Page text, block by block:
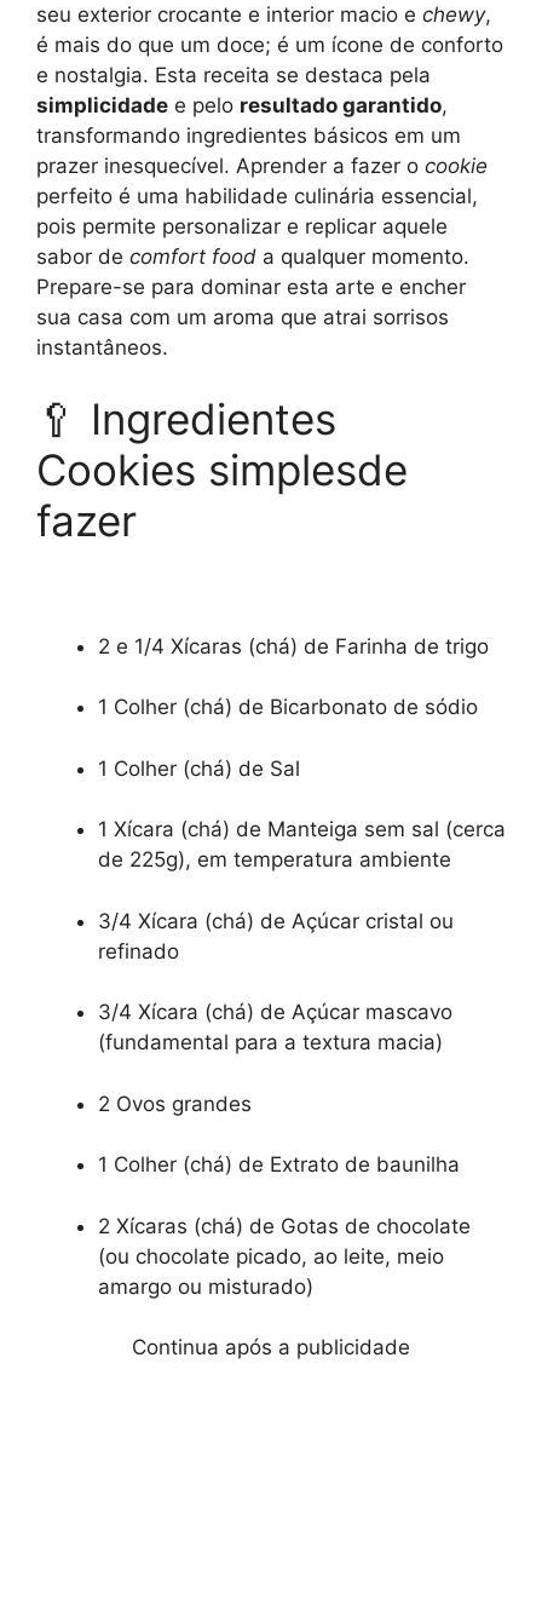
seu exterior crocante e interior macio e chewy,
é mais do que um doce; é um ícone de conforto
e nostalgia. Esta receita se destaca pela
simplicidade e pelo resultado garantido,
transformando ingredientes básicos em um
prazer inesquecível. Aprender a fazer o cookie
perfeito é uma habilidade culinária essencial,
pois permite personalizar e replicar aquele
sabor de comfort food a qualquer momento.
Prepare-se para dominar esta arte e encher
sua casa com um aroma que atrai sorrisos
instantâneos.
🥄 Ingredientes
Cookies simplesde
fazer
2 e 1/4 Xícaras (chá) de Farinha de trigo
1 Colher (chá) de Bicarbonato de sódio
1 Colher (chá) de Sal
1 Xícara (chá) de Manteiga sem sal (cerca
de 225g), em temperatura ambiente
3/4 Xícara (chá) de Açúcar cristal ou
refinado
3/4 Xícara (chá) de Açúcar mascavo
(fundamental para a textura macia)
2 Ovos grandes
1 Colher (chá) de Extrato de baunilha
2 Xícaras (chá) de Gotas de chocolate
(ou chocolate picado, ao leite, meio
amargo ou misturado)
Continua após a publicidade